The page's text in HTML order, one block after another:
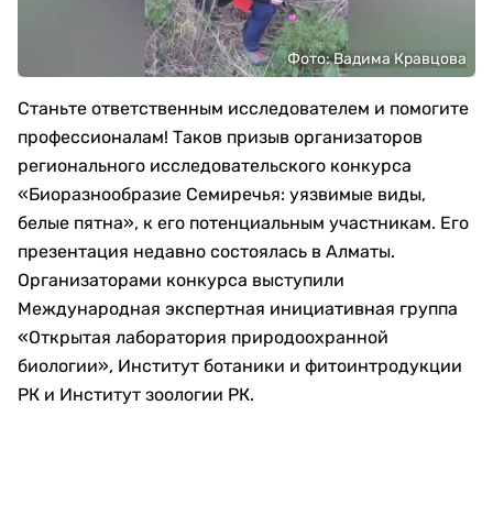
Фото: Вадима Кравцова
Станьте ответственным исследователем и помогите
профессионалам! Таков призыв организаторов
регионального исследовательского конкурса
«Биоразнообразие Семиречья: уязвимые виды,
белые пятна», к его потенциальным участникам. Его
презентация недавно состоялась в Алматы.
Организаторами конкурса выступили
Международная экспертная инициативная группа
«Открытая лаборатория природоохранной
биологии», Институт ботаники и фитоинтродукции
РК и Институт зоологии РК.